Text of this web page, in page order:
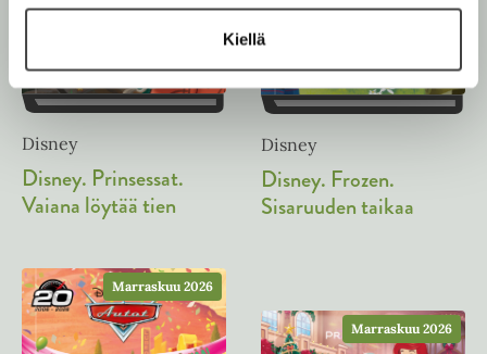
Kiellä
t
e
n
v
ä
i
h
t
e
Disney
Disney. Prinsessat.
Vaiana löytää tien
Disney
Disney. Frozen.
Sisaruuden taikaa
Marraskuu 2026
Marraskuu 2026